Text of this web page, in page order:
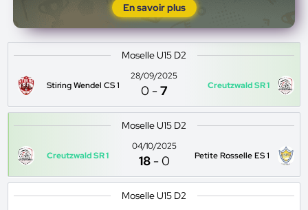
En savoir plus
Moselle U15 D2
Stiring Wendel CS 1
28/09/2025
0 -7 Creutzwald SR 1
Moselle U15 D2
Creutzwald SR 1
04/10/2025
18 -0 Petite Rosselle ES 1
Moselle U15 D2